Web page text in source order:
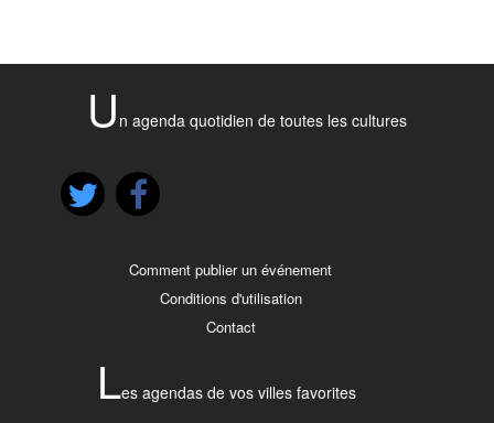
U n agenda quotidien de toutes les cultures
Comment publier un événement
Conditions d'utilisation
Contact
Les agendas de vos villes favorites